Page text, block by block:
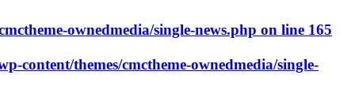
ownedmedia/single-news.php on line 165
content/themes/cmctheme-ownedmedia/single-